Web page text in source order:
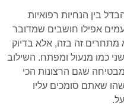
בין הנחיות רפואיות
אפילו חושבים שמדובר
זה בזה, אלא בדיוק
כמו מנעול ומפתח. השילוב
שגם הרצונות הכי
שאתם סומכים עליו